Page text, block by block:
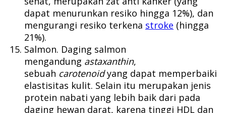
dapat menurunkan resiko hingga 12%), dan
mengurangi resiko terkena stroke (hingga
21%).
Salmon. Daging salmon
mengandung astaxanthin,
sebuah carotenoidyang dapat memperbaiki
elastisitas kulit. Selain itu merupakan jenis
protein nabati yang lebih baik dari pada
daging hewan darat, karena tinggi HDL dan